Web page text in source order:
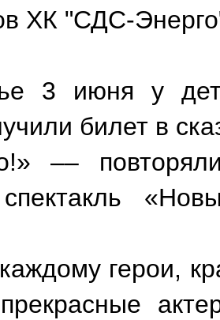
ХК "СДС-
3 июня у
билет в
––
спектакль
герои,